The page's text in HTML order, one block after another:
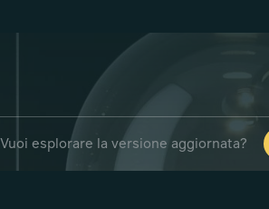
Vuoi esplorare la versione aggiornata?